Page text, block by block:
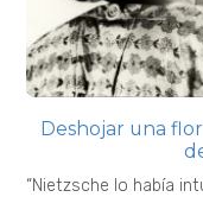
Deshojar una
“Nietzsche lo había